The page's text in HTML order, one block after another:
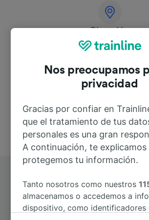
Dirección
Italy
Nos preocupamos
privacidad
Gracias por confiar en
que el tratamiento de tus
personales es una gran
A continuación, te explicamos
protegemos tu información.
Tanto nosotros como nuestros
almacenamos o accedemos a
dispositivo, como identificadores